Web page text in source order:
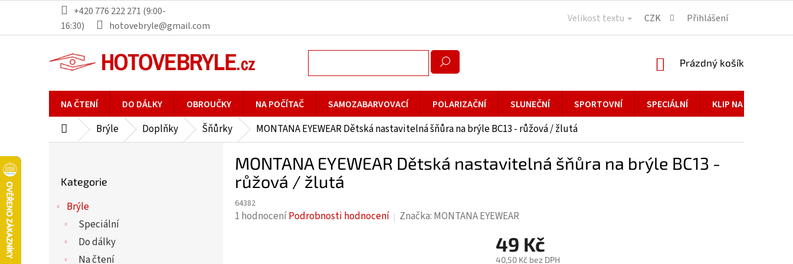
obsah
+420 776 222 271 (9:00-
16:30)
hotovebryle@gmail.com
Velikost textu CZK Přihlášení
NÁKUPNÍ
Prázdný košík
NA ČTENÍ DO DÁLKY OBROUČKY NA POČÍTAČ SAMOZABARVOVACÍ POLARIZAČNÍ SLUNEČNÍ SPORTOVNÍ SPECIÁLNÍ KLIP NA BRÝLE
DomůBrýle Doplňky Šňůrky MONTANA EYEWEAR Dětská nastavitelná šňůra na brýle BC13 - růžová / žlutá
kategorie
Kategorie
Brýle
Speciální
Do dálky
Na čtení
MONTANA EYEWEAR Dětská nastavitelná šňůra na brýle BC13 -
růžová / žlutá
64382
Průměrné
1 hodnoceníPodrobnosti hodnocení Značka: MONTANA EYEWEAR
49 Kč
40,50 Kč bez DPH